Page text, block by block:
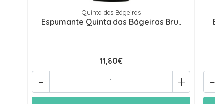
Quinta das Bágeiras
Espumante Quinta das Bágeiras Bru..
11,80€
+
- -